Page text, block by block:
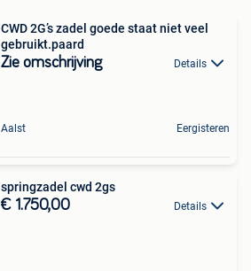
CWD 2G’s zadel goede staat niet veel
gebruikt.paard
Zie omschrijving Details
Aalst Eergisteren
springzadel cwd 2gs
€ 1.750,00 Details